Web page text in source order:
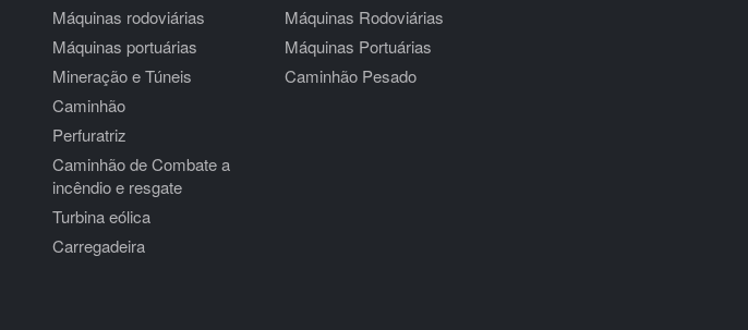
Máquinas rodoviárias
Máquinas portuárias
Mineração e Túneis
Caminhão
Perfuratriz
Caminhão de Combate a
incêndio e resgate
Turbina eólica
Carregadeira
Máquinas Rodoviárias
Máquinas Portuárias
Caminhão Pesado